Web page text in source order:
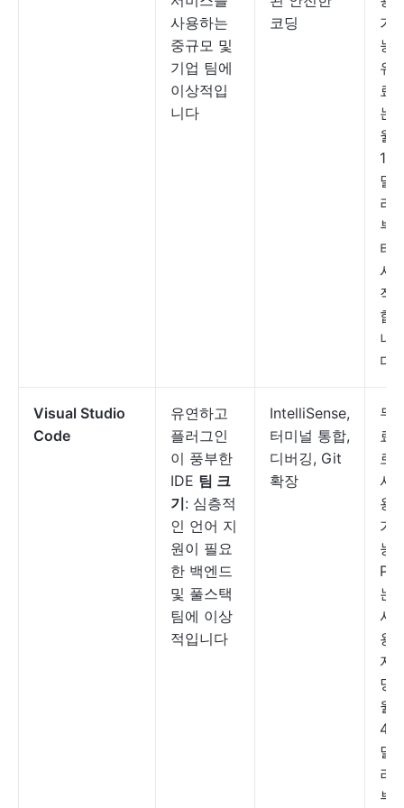
사용하는
중규모 및
기업 팀에
이상적입
니다
코딩
가
능,
유
료
는
월
19
달
러
부
터
시
작
합
니
다
Visual Studio
Code
유연하고
플러그인
이 풍부한
IDE 팀 크
기: 심층적
인 언어 지
원이 필요
한 백엔드
및 풀스택
팀에 이상
적입니다
IntelliSense,
터미널 통합,
디버깅, Git
확장
무
료
로
사
용
가
능,
Pro
는
사
용
자
당
월
45
달
러
부